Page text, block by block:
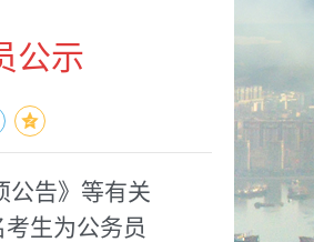
公示
公告》等有关
生为公务员